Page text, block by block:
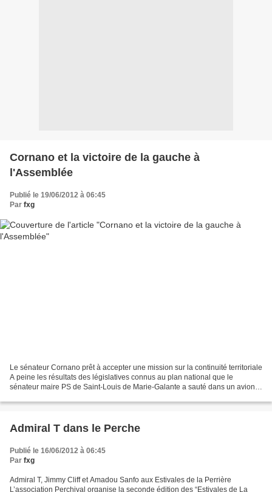
Cornano et la victoire de la gauche à
l'Assemblée
Publié le 19/06/2012 à 06:45
Par fxg
Le sénateur Cornano prêt à accepter une mission sur la continuité territoriale
A peine les résultats des législatives connus au plan national que le
sénateur maire PS de Saint-Louis de Marie-Galante a sauté dans un avion
Admiral T dans le Perche
Publié le 16/06/2012 à 06:45
Par fxg
Admiral T, Jimmy Cliff et Amadou Sanfo aux Estivales de la Perrière
L’association Perchival organise la seconde édition des “Estivales de La